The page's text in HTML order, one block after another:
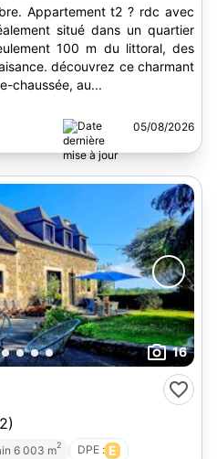
Appartement t2 ? rdc avec
100 m du littoral, des
découvrez ce charmant
chaussée, au...
05/08/2026
16
6 003 m2 DPE : E